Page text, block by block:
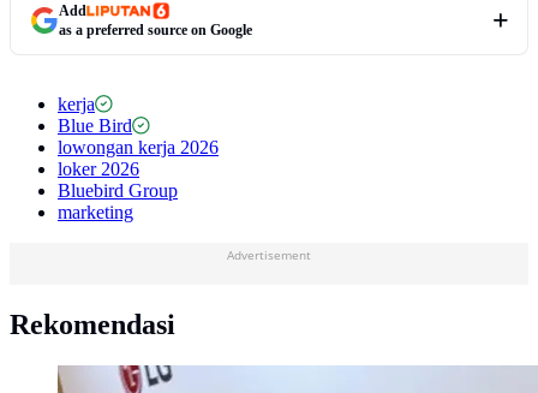
Add
as a preferred source on Google
kerja
Blue Bird
lowongan kerja 2026
loker 2026
Bluebird Group
marketing
Advertisement
Rekomendasi